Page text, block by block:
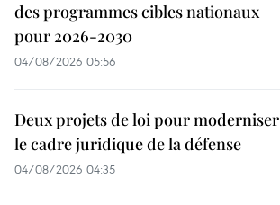
des programmes cibles nationaux
pour 2026-2030
04/08/2026 05:56
Deux projets de loi pour moderniser
le cadre juridique de la défense
04/08/2026 04:35